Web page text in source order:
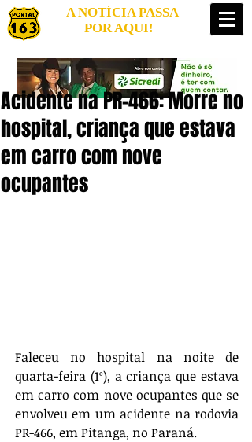
A NOTÍCIA PASSA
POR AQUI!
Acidente na PR-466: Morre no
hospital, criança que estava
em carro com nove
ocupantes
Faleceu no hospital na noite de
quarta-feira (1º), a criança que estava
em carro com nove ocupantes que se
envolveu em um acidente na rodovia
PR-466, em Pitanga, no Paraná.